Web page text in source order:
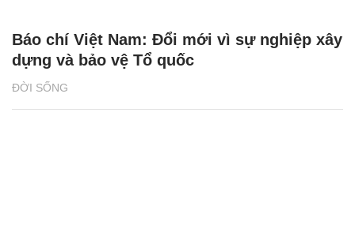
ĐỜI SỐNG
Báo chí Việt Nam: Đổi mới vì sự nghiệp xây
dựng và bảo vệ Tổ quốc